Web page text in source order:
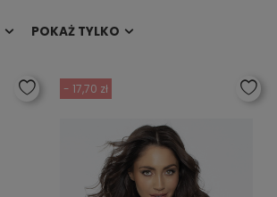
POKAŻ TYLKO
- 17,70 zł